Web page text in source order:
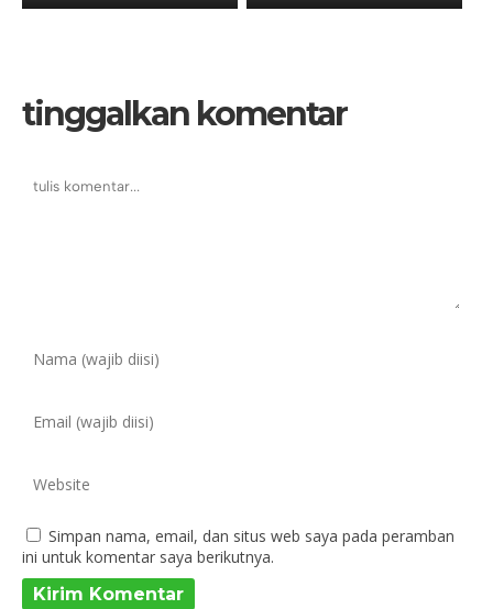
tinggalkan komentar
Simpan nama, email, dan situs web saya pada peramban
ini untuk komentar saya berikutnya.